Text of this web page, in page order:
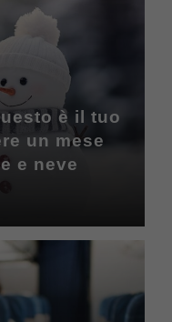
è il tuo
un mese
e neve